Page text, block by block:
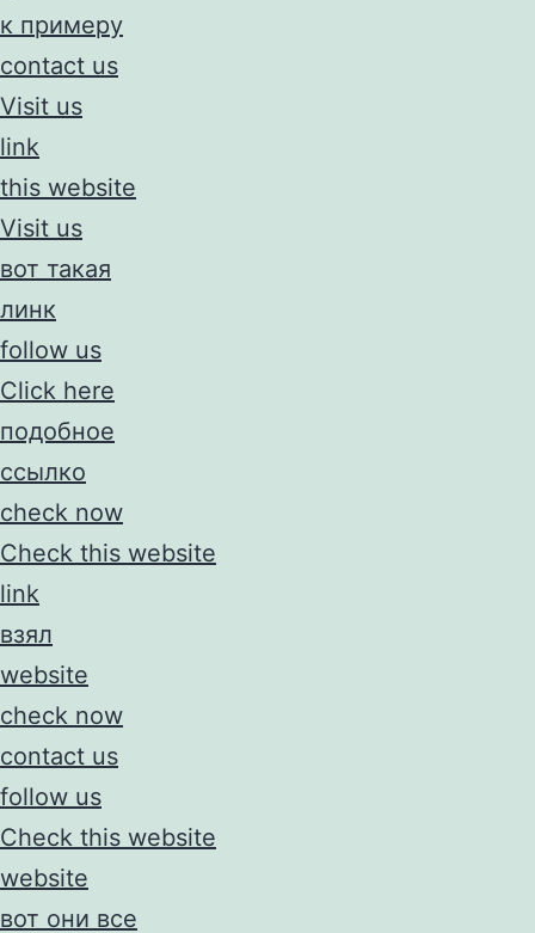
к примеру
contact us
Visit us
link
this website
Visit us
вот такая
линк
follow us
Click here
подобное
ссылко
check now
Check this website
link
взял
website
check now
contact us
follow us
Check this website
website
вот они все